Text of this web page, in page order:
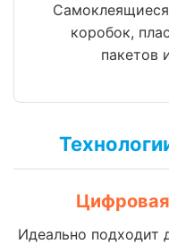
коробок,
пакетов
Цифровая
Идеально подходит